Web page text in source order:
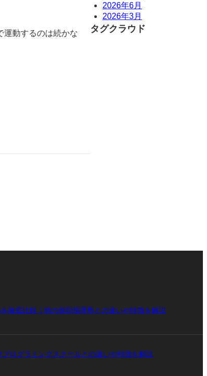
運動するのは続かな
2026年6月
2026年3月
タグクラウド
徹底比較｜他の個別指導塾との違いや特徴を解説
ログラミングスクールとの違いや特徴を解説